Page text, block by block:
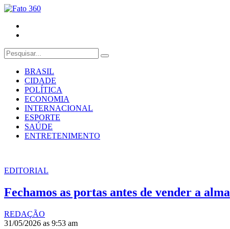
BRASIL
CIDADE
POLÍTICA
ECONOMIA
INTERNACIONAL
ESPORTE
SAÚDE
ENTRETENIMENTO
EDITORIAL
Fechamos as portas antes de vender a alma
REDAÇÃO
31/05/2026 as 9:53 am